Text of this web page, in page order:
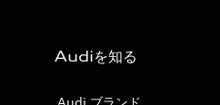
Audiを知る
Audi ブランド